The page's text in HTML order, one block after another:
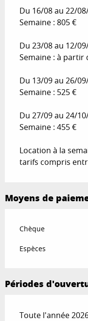
Du 16/08 au 22/
Semaine : 805 €
Du 23/08 au 12/
Semaine : à partir
Du 13/09 au 26/
Semaine : 525 €
Du 27/09 au 24/
Semaine : 455 €
Location à la
tarifs compris
Moyens de
Chèque
Espèces
Périodes
Toute l'année